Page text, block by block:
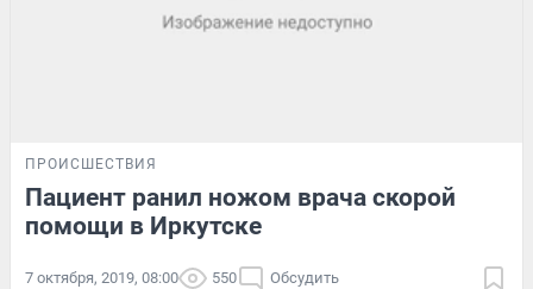
ПРОИСШЕСТВИЯ
Пациент ранил ножом врача скорой
помощи в Иркутске
7 октября, 2019, 08:00 550 Обсудить